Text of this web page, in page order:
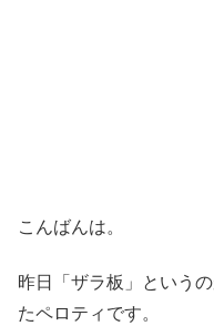
こんばんは。
昨日「ザラ板」という
たペロティです。